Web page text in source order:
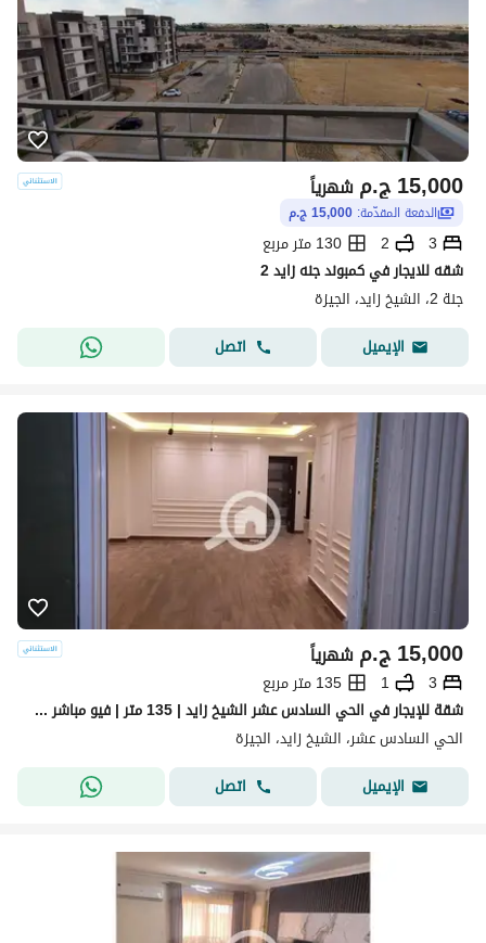
ج.م15,000 شهرياً
الدفعة المقدّمة: 15,000 ج.م
3
2
130 متر مربع
شقه للايجار في كمبوند جنه زايد 2
جنة 2، الشيخ زايد، الجيزة
الإيميل
اتصل
ج.م15,000 شهرياً
3
1
135 متر مربع
شقة للإيجار في الحي السادس عشر الشيخ زايد | 135 متر | فيو مباشر على مزار مول
الحي السادس عشر، الشيخ زايد، الجيزة
الإيميل
اتصل